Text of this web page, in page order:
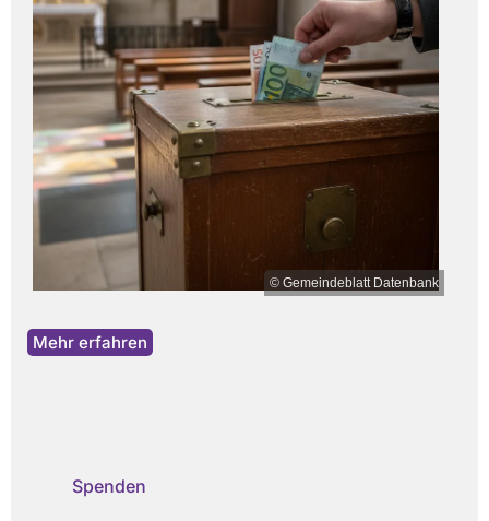
© Gemeindeblatt Datenbank
Mehr erfahren
Spenden